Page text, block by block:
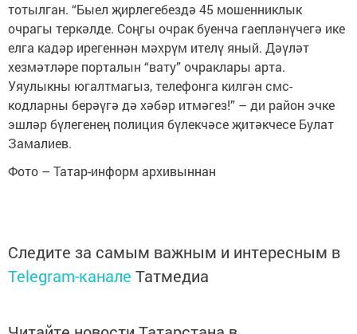
тотылган. “Быел җирлегебездә 45 мошенниклык
очрагы теркәлде. Соңгы очрак буенча гаепләнүчегә ике
елга кадәр ирегеннән мәхрүм ителү яный. Дәүләт
хезмәтләре порталын “вату” очраклары арта.
Уяулыкны югалтмагыз, телефонга килгән смс-
кодларны берәүгә дә хәбәр итмәгез!” – ди район эчке
эшләр бүлегенең полиция бүлекчәсе җитәкчесе Булат
Замалиев.
Фото – Татар-информ архивыннан
Следите за самым важным и интересным в
Telegram-канале Татмедиа